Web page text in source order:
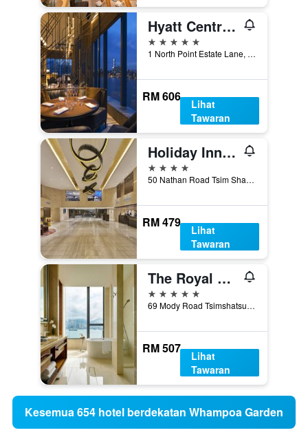
Hyatt Centric Victoria Harbour Hong Kong
5 bintang
1 North Point Estate Lane, Hong Kong, Hong Kong
RM 606
Lihat
Tawaran
Holiday Inn Golden Mile Hong Kong By IHG
4 bintang
50 Nathan Road Tsim Sha Tsui, Hong Kong, Hong Kong
RM 479
Lihat
Tawaran
The Royal Garden
5 bintang
69 Mody Road Tsimshatsui East, Hong Kong, Hong Kong
RM 507
Lihat
Tawaran
Kesemua 654 hotel berdekatan Whampoa Garden